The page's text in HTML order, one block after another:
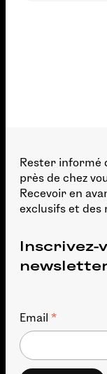
Rester informé
près de chez
Recevoir en
exclusifs et des
Inscrivez-
Email *